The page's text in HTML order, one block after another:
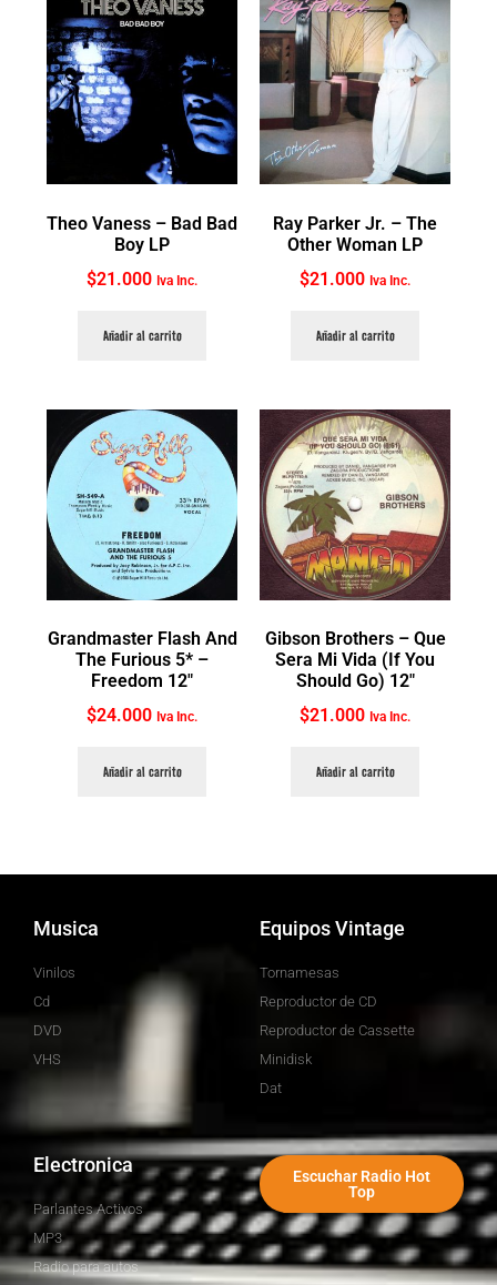
Theo Vaness ‎– Bad Bad
Boy LP
$21.000 Iva Inc.
Añadir al carrito
Ray Parker Jr. ‎– The
Other Woman LP
$21.000 Iva Inc.
Añadir al carrito
Grandmaster Flash And
The Furious 5* ‎–
Freedom 12″
$24.000 Iva Inc.
Añadir al carrito
Gibson Brothers ‎– Que
Sera Mi Vida (If You
Should Go) 12″
$21.000 Iva Inc.
Añadir al carrito
Musica
Vinilos
Cd
DVD
VHS
Equipos Vintage
Tornamesas
Reproductor de CD
Reproductor de Cassette
Minidisk
Dat
Electronica
Parlantes Activos
MP3
Radio para autos
Escuchar Radio Hot
Top